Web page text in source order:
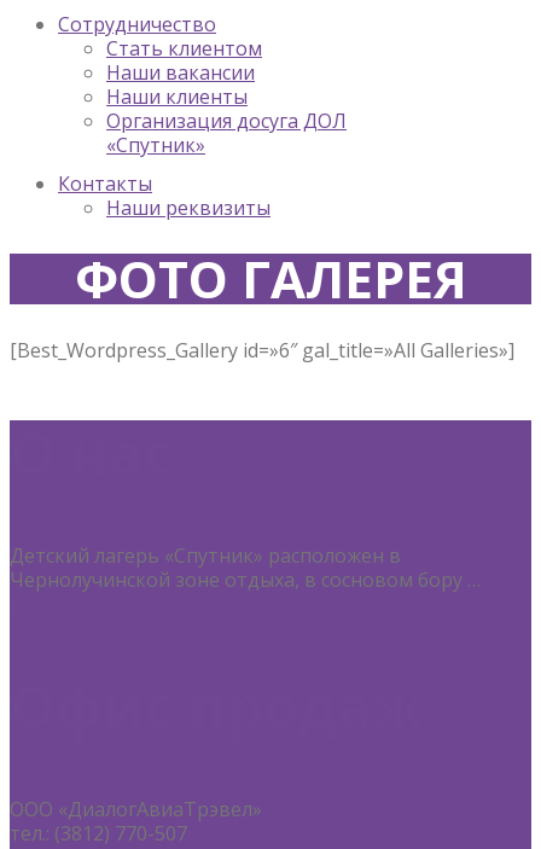
Сотрудничество
Стать клиентом
Наши вакансии
Наши клиенты
Организация досуга ДОЛ
«Спутник»
Контакты
Наши реквизиты
ФОТО ГАЛЕРЕЯ
[Best_Wordpress_Gallery id=»6″ gal_title=»All Galleries»]
Детский лагерь «Спутник» расположен в
Чернолучинской зоне отдыха, в сосновом бору …
ООО «ДиалогАвиаТрэвел»
тел.: (3812) 770-507